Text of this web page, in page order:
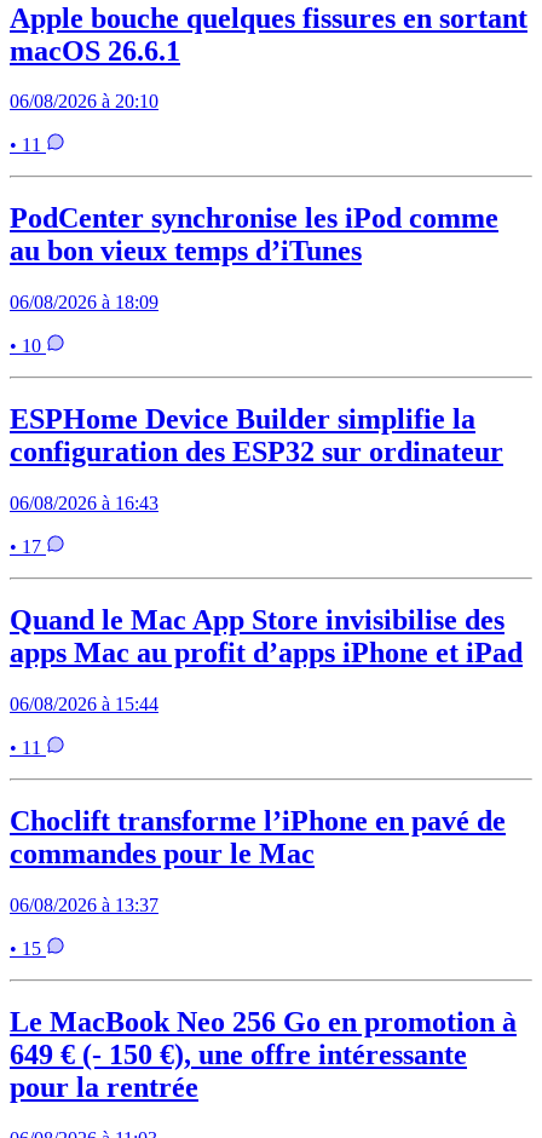
Apple bouche quelques fissures en sortant
macOS 26.6.1
06/08/2026 à 20:10
• 11
PodCenter synchronise les iPod comme
au bon vieux temps d’iTunes
06/08/2026 à 18:09
• 10
ESPHome Device Builder simplifie la
configuration des ESP32 sur ordinateur
06/08/2026 à 16:43
• 17
Quand le Mac App Store invisibilise des
apps Mac au profit d’apps iPhone et iPad
06/08/2026 à 15:44
• 11
Choclift transforme l’iPhone en pavé de
commandes pour le Mac
06/08/2026 à 13:37
• 15
Le MacBook Neo 256 Go en promotion à
649 € (- 150 €), une offre intéressante
pour la rentrée